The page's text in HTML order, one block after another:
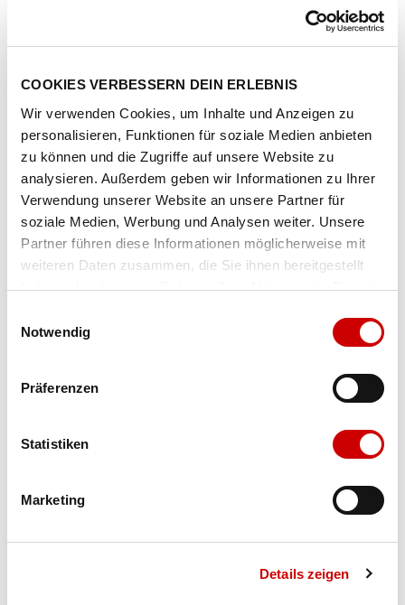
COOKIES VERBESSERN DEIN ERLEBNIS
Wir verwenden Cookies, um Inhalte und Anzeigen zu
personalisieren, Funktionen für soziale Medien anbieten
zu können und die Zugriffe auf unsere Website zu
analysieren. Außerdem geben wir Informationen zu Ihrer
Verwendung unserer Website an unsere Partner für
soziale Medien, Werbung und Analysen weiter. Unsere
Partner führen diese Informationen möglicherweise mit
weiteren Daten zusammen, die Sie ihnen bereitgestellt
haben oder die sie im Rahmen Ihrer Nutzung der Dienste
Notwendig
Präferenzen
Statistiken
Marketing
Details zeigen
Artikel-Nr.IB103034000-undyed
Farbe undyed
IN DEN WARENKORB
Bis 17:00 Uhr bestellen: morgen geliefert - ab CHF 50.00